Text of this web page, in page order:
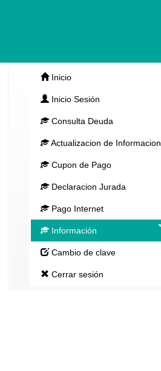
Inicio
Inicio Sesión
Consulta Deuda
Actualizacion de Informacion
Cupon de Pago
Declaracion Jurada
Pago Internet
Información
Cambio de clave
Cerrar sesión